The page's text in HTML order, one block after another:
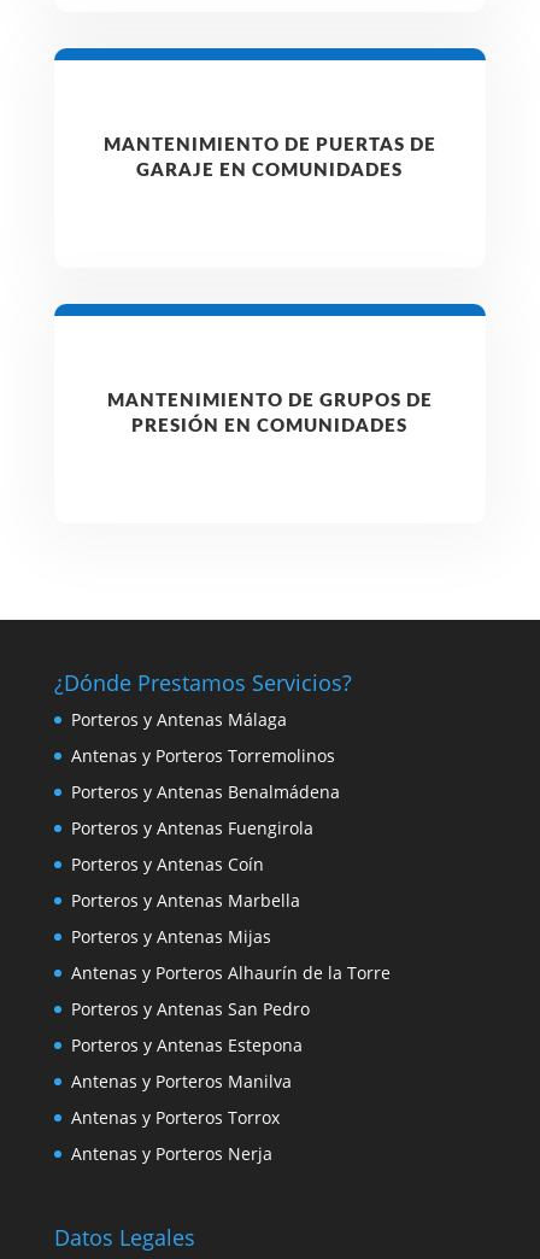
MANTENIMIENTO DE PUERTAS DE
GARAJE EN COMUNIDADES
MANTENIMIENTO DE GRUPOS DE
PRESIÓN EN COMUNIDADES
¿Dónde Prestamos Servicios?
Porteros y Antenas Málaga
Antenas y Porteros Torremolinos
Porteros y Antenas Benalmádena
Porteros y Antenas Fuengirola
Porteros y Antenas Coín
Porteros y Antenas Marbella
Porteros y Antenas Mijas
Antenas y Porteros Alhaurín de la Torre
Porteros y Antenas San Pedro
Porteros y Antenas Estepona
Antenas y Porteros Manilva
Antenas y Porteros Torrox
Antenas y Porteros Nerja
Datos Legales